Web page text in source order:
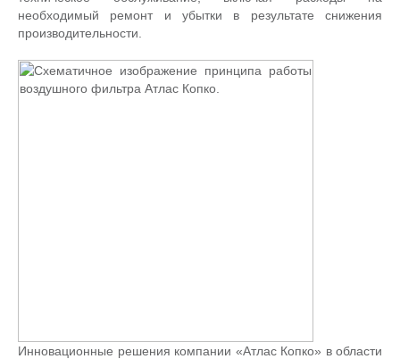
необходимый ремонт и убытки в результате снижения
производительности.
Инновационные решения компании «Атлас Копко» в области